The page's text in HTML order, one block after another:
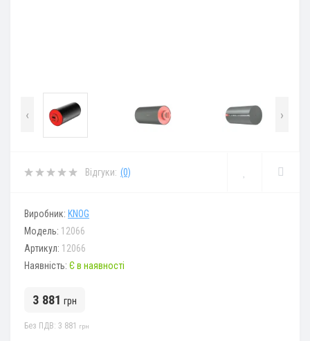
‹ ›
Відгуки: (0)
Виробник: KNOG
Модель: 12066
Артикул: 12066
Наявність: Є в наявності
3 881 грн
Без ПДВ: 3 881 грн